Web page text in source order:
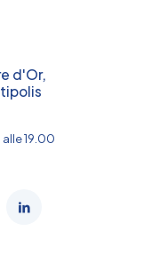
d'Or,
19.00